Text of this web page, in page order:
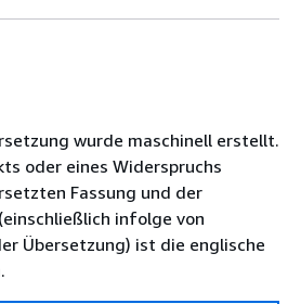
wurde maschinell erstellt.
oder eines Widerspruchs
Fassung und der
infolge von
Übersetzung) ist die englische